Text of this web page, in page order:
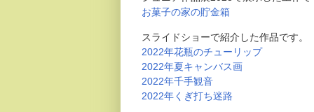
お菓子の家の貯金箱
スライドショーで紹介した作品です。
2022年花瓶のチューリップ
2022年夏キャンバス画
2022年千手観音
2022年くぎ打ち迷路